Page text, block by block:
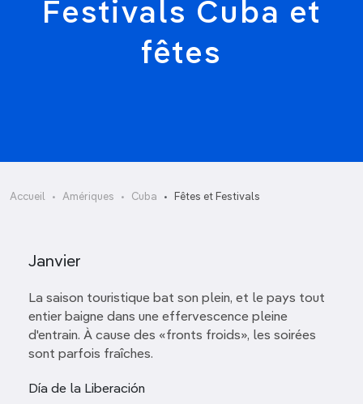
Festivals Cuba et
fêtes
Accueil Amériques Cuba Fêtes et Festivals
Janvier
La saison touristique bat son plein, et le pays tout
entier baigne dans une effervescence pleine
d'entrain. À cause des «fronts froids», les soirées
sont parfois fraîches.
Día de la Liberación